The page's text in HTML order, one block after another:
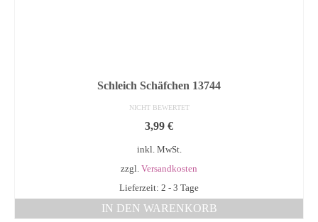
Schleich Schäfchen 13744
NICHT BEWERTET
3,99 €
inkl. MwSt.
zzgl. Versandkosten
Lieferzeit: 2 - 3 Tage
IN DEN WARENKORB